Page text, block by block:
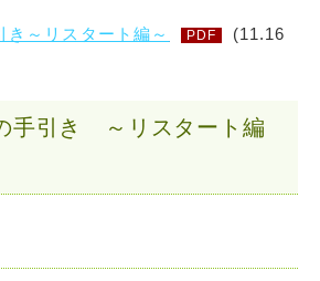
き～リスタート編～ PDF
(11.16
手引き ～リスタート編